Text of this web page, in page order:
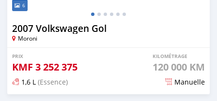
6
2007 Volkswagen Gol
Moroni
PRIX
KMF 3 252 375
KILOMÉTRAGE
120 000 KM
1,6 L (Essence) Manuelle